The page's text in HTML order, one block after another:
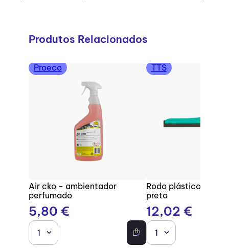
Produtos Relacionados
Proeco
Air cko - ambientador
perfumado
5,80 €
1
TTS
Rodo plástico com
preta
12,02 €
1